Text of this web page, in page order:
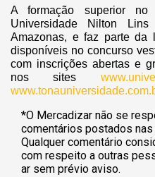
A formação superior
Universidade Nilton
Amazonas, e faz parte da
disponíveis no concurso
com inscrições abertas e
nos sites
*O Mercadizar não se
comentários postados
Qualquer comentário
com respeito a outras
ar sem prévio aviso.